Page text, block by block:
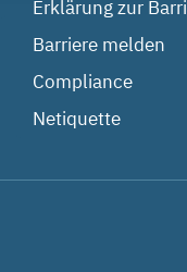
Erklärung zur
Barriere melden
Compliance
Netiquette